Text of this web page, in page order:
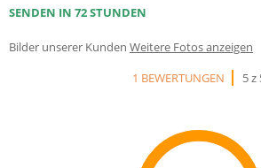
SENDEN IN 72 STUNDEN
Bilder unserer Kunden Weitere Fotos anzeigen
1 BEWERTUNGEN
5 z